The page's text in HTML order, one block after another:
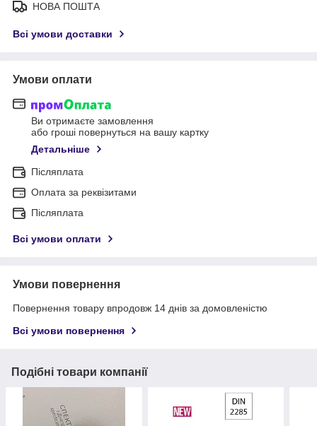
НОВА ПОШТА
Всі умови доставки
Умови оплати
Ви отримаєте замовлення
або гроші повернуться на вашу картку
Детальніше
Післяплата
Оплата за реквізитами
Післяплата
Всі умови оплати
Умови повернення
Повернення товару впродовж 14 днів за домовленістю
Всі умови повернення
Подібні товари компанії